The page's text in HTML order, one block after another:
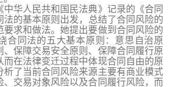
《中华人民共和国民法典》 记录的 《合同
法的基本原则出发 ， 总结了合同风险的
要求和做法。她提出要做到合同风险的
合同法的五大基本原则 ： 意思自治原
、 保障交易安全原则 、 保障合同履行原
而在法律变迁过程中体现合同自由的原
析了当前合同风险来源主要有商业模式
、 交易对象风险以及合同履行风险， 而